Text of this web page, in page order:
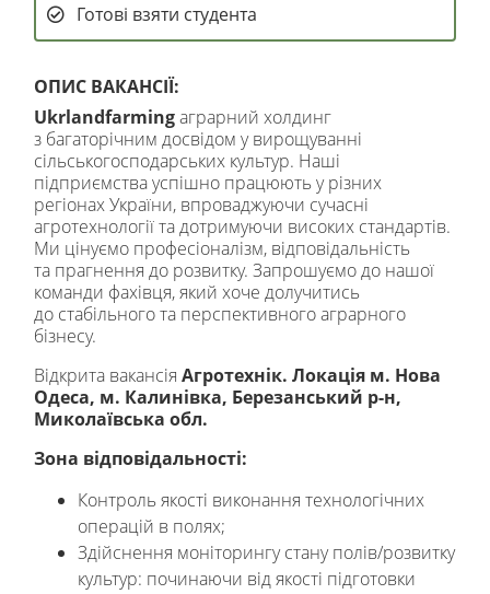
Готові взяти студента
ОПИС ВАКАНСІЇ:
Ukrlandfarmingаграрний холдинг
з багаторічним досвідом у вирощуванні
сільськогосподарських культур. Наші
підприємства успішно працюють у різних
регіонах України, впроваджуючи сучасні
агротехнології та дотримуючи високих стандартів.
Ми цінуємо професіоналізм, відповідальність
та прагнення до розвитку. Запрошуємо до нашої
команди фахівця, який хоче долучитись
до стабільного та перспективного аграрного
бізнесу.
Відкрита вакансія Агротехнік. Локація м. Нова
Одеса, м. Калинівка, Березанський р-н,
Миколаївська обл.
Зона відповідальності:
Контроль якості виконання технологічних
операцій в полях;
Здійснення моніторингу стану полів/розвитку
культур: починаючи від якості підготовки